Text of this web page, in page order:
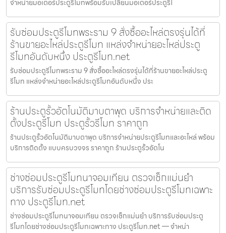
จำหน่ายมอเตอร์ประตูรีโมทพร้อมรับเปลี่ยนมอเตอร์ประตูรีโ
รับซ่อมประตูรีโมทพระราม 9 สั่งซื้ออะไหล่ตรงรุ่นได้ที่
ร้านขายอะไหล่ประตูรีโมท แหล่งจำหน่ายอะไหล่ประตู
รีโมทอันดับหนึ่ง ประตูรีโมท.net
รับซ่อมประตูรีโมทพระราม 9 สั่งซื้ออะไหล่ตรงรุ่นได้ที่ร้านขายอะไหล่ประตู
รีโมท แหล่งจำหน่ายอะไหล่ประตูรีโมทอันดับหนึ่ง ประ
ร้านประตูรั้วอัตโนมัติมาบตาพุด บริการจำหน่ายและติด
ตั้งประตูรีโมท ประตูรั้วรีโมท ราคาถูก
ร้านประตูรั้วอัตโนมัติมาบตาพุด บริการจำหน่ายประตูรีโมทและอะไหล่ พร้อม
บริการติดตั้ง แบบครบวงจร ราคาถูก ร้านประตูรั้วอัตโน
ช่างซ่อมประตูรีโมทนาจอมเทียน ตรวจเช็กแม่นยำ
บริการรับซ่อมประตูรีโมทโดยช่างซ่อมประตูรีโมทเฉพาะ
ทาง ประตูรีโมท.net
ช่างซ่อมประตูรีโมทนาจอมเทียน ตรวจเช็กแม่นยำ บริการรับซ่อมประตู
รีโมทโดยช่างซ่อมประตูรีโมทเฉพาะทาง ประตูรีโมท.net — จำหน่า